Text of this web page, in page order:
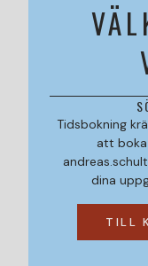
Tidsbokning
att
dina
TILL